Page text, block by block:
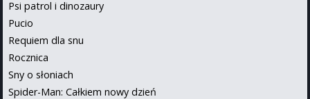
Psi patrol i dinozaury
Pucio
Requiem dla snu
Rocznica
Sny o słoniach
Spider-Man: Całkiem nowy dzień